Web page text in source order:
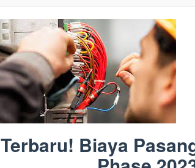
Terbaru! Biaya